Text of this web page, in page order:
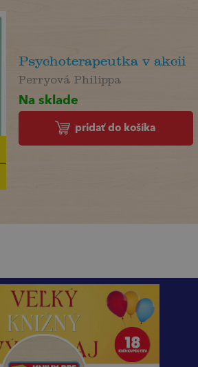
Psychoterapeutka v akcii
Perryová Philippa
Na sklade
pridať do košíka